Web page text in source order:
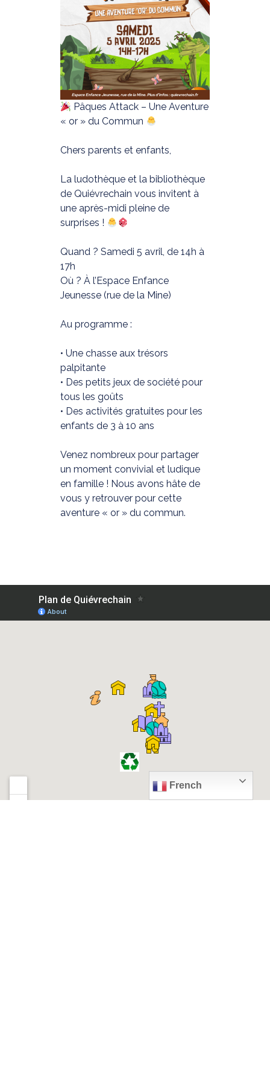
Pâques Attack – Une Aventure
« or » du Commun
Chers parents et enfants,
La ludothèque et la bibliothèque
de Quiévrechain vous invitent à
une après-midi pleine de
surprises !
Quand ? Samedi 5 avril, de 14h à
17h
Où ? À l’Espace Enfance
Jeunesse (rue de la Mine)
Au programme :
• Une chasse aux trésors
palpitante
• Des petits jeux de société pour
tous les goûts
• Des activités gratuites pour les
enfants de 3 à 10 ans
Venez nombreux pour partager
un moment convivial et ludique
en famille ! Nous avons hâte de
vous y retrouver pour cette
aventure « or » du commun.
French